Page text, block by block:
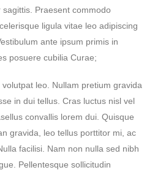
Praesent commodo
ligula vitae leo adipiscing
ante ipsum primis in
posuere cubilia Curae;
leo. Nullam pretium gravida
in dui tellus. Cras luctus nisl vel
convallis lorem dui. Quisque
gravida, leo tellus porttitor mi, ac
facilisi. Nam non nulla sed nibh
Pellentesque sollicitudin